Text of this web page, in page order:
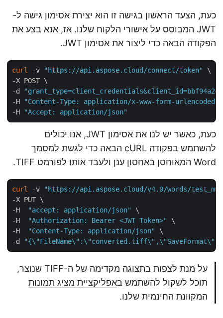
כעת, הצעד הראשון בגישה זו הוא יצירת אסימון גישה ל-
JWT המבוסס על אישורי הלקוח שלנו. אז, אנא בצע את
הפקודה הבאה כדי ליצור את אסימון JWT.
curl -v "https://api.aspose.cloud/connect/token" \
-X POST \
-d "grant_type=client_credentials&client_id=bbf94a2c-
-H "Content-Type: application/x-www-form-
-H "Accept: application/json"
כעת, כאשר יש לנו את אסימון JWT, אנו יכולים
להשתמש בפקודה cURL הבאה כדי לגשת למסמך
Word המאוחסן באחסון ענן ולעבד אותו לפורמט TIFF.
curl -v "https://api.aspose.cloud/v4.0/words/
-X PUT \
-H "accept: application/json" \
-H "Authorization: Bearer <JWT Token>" \
-H "Content-Type: application/json" \
-d
על מנת לצפות בתצוגה מקדימה של ה-TIFF שנוצר,
תוכל לשקול להשתמש ב אפליקציית מציג תמונות
המקוונת החינמית שלנו.